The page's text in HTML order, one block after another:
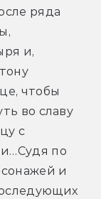
ряда
и,
чтобы
во славу
с
по
и